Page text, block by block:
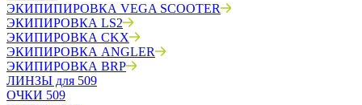
ЭКИПИПИРОВКА VEGA SCOOTER
ЭКИПИРОВКА LS2
ЭКИПИРОВКА CKX
ЭКИПИРОВКА ANGLER
ЭКИПИРОВКА BRP
ЛИНЗЫ для 509
ОЧКИ 509